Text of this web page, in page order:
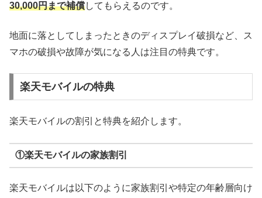
30,000円まで補償してもらえるのです。
地面に落としてしまったときのディスプレイ破損など、ス
マホの破損や故障が気になる人は注目の特典です。
楽天モバイルの特典
楽天モバイルの割引と特典を紹介します。
①楽天モバイルの家族割引
楽天モバイルは以下のように家族割引や特定の年齢層向け